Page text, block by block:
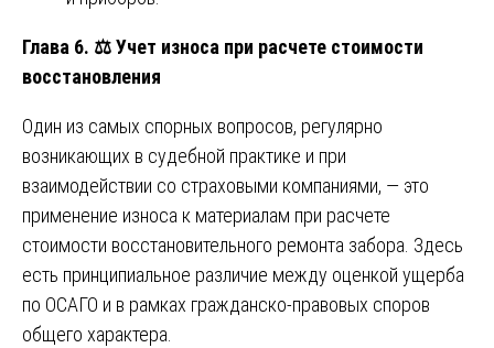
Глава 6. ⚖️Учет износа при расчете стоимости
восстановления
Один из самых спорных вопросов, регулярно
возникающих в судебной практике и при
взаимодействии со страховыми компаниями, — это
применение износа к материалам при расчете
стоимости восстановительного ремонта забора. Здесь
есть принципиальное различие между оценкой ущерба
по ОСАГО и в рамках гражданско-правовых споров
общего характера.